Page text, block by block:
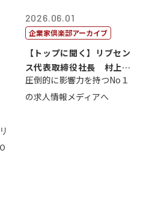
2026.06.01
企業家倶楽部アーカイブ
【トップに聞く】リブセン
ス代表取締役社長 村上太
一 氏
圧倒的に影響力を持つNo１
の求人情報メディアへ